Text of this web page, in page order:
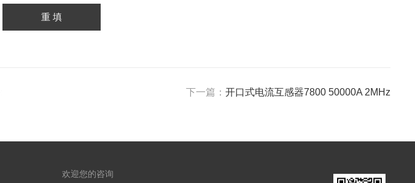
下一篇： 开口式电流互感器7800 50000A 2MHz
欢迎您的咨询